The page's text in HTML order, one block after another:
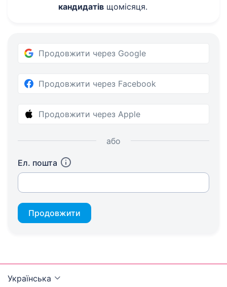
кандидатів щомісяця.
Продовжити через Google
Продовжити через Facebook
Продовжити через Apple
або
Ел. пошта
Продовжити
Українська